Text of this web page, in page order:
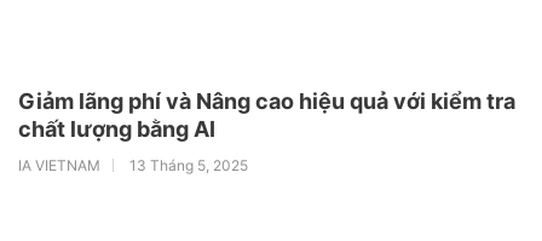
Giảm lãng phí và Nâng cao hiệu quả với kiểm tra
chất lượng bằng AI
IA VIETNAM 13 Tháng 5, 2025